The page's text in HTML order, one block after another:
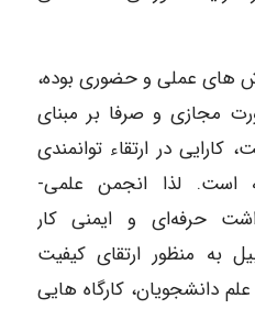
های عملی و حضوری بوده،
مجازی و صرفا بر مبنای
در ارتقاء توانمندی
است. لذا انجمن علمی-
حرفه‌ای و ایمنی کار
به منظور ارتقای کیفیت
دانشجویان، کارگاه‌ هایی